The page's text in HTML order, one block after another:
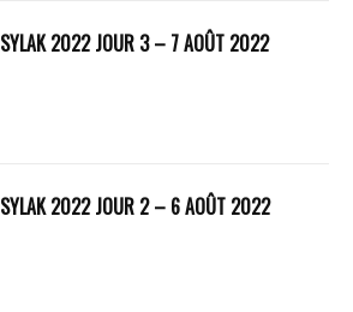
SYLAK 2022 JOUR 3 – 7 AOÛT 2022
SYLAK 2022 JOUR 2 – 6 AOÛT 2022